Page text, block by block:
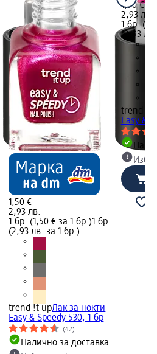
1,50 €
2,93 лв.
1 бр. (1,50 € за 1 бр.)1 бр.
(2,93 лв. за 1 бр.)
trend !t upЛак за нокти
Easy & Speedy 530, 1 бр
(42)
Налично за доставка
1,50 €
2,93 лв.
1 бр.
(2,93
trend !t
Easy &